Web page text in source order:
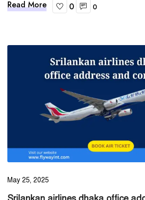
Read More 0 0
May 25, 2025